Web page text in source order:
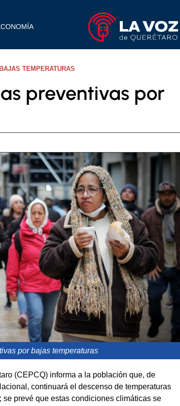
TEMPERATURAS
preventivas por
por bajas temperaturas
(CEPCQ) informa a la población que, de
continuará el descenso de temperaturas
prevé que estas condiciones climáticas se